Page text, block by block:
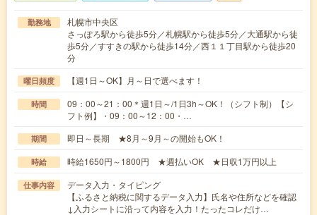
勤務地
札幌市中央区
さっぽろ駅から徒歩5分／札幌駅から徒歩5分／大通駅から徒
歩5分／すすきの駅から徒歩14分／西１１丁目駅から徒歩20
分
曜日頻度 【週1日～OK】月～日で選べます！
時間
09：00～21：00＊週1日～/1日3h～OK！（シフト制）【シ
フト例】・09：00～12：00・…
期間 即日～長期 ★8月～9月～の開始もOK！
時給 時給1650円～1800円 ★週払いOK ★日収1万円以上
仕事内容
データ入力・タイピング
【ふるさと納税に関するデータ入力】氏名や住所などを確認
↓入力シートに沿って内容を入力！たったコレだけ…